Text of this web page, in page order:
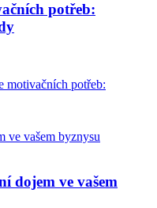
potřeb:
motivačních potřeb:
dojem ve vašem